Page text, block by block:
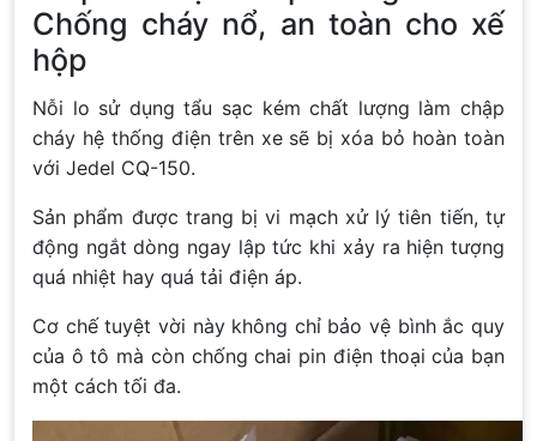
Chống cháy nổ, an toàn cho xế
hộp
Nỗi lo sử dụng tẩu sạc kém chất lượng làm chập
cháy hệ thống điện trên xe sẽ bị xóa bỏ hoàn toàn
với Jedel CQ-150.
Sản phẩm được trang bị vi mạch xử lý tiên tiến, tự
động ngắt dòng ngay lập tức khi xảy ra hiện tượng
quá nhiệt hay quá tải điện áp.
Cơ chế tuyệt vời này không chỉ bảo vệ bình ắc quy
của ô tô mà còn chống chai pin điện thoại của bạn
một cách tối đa.